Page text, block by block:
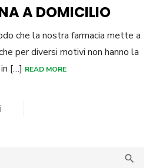
A DOMICILIO
che la nostra farmacia mette a
per diversi motivi non hanno la
[…] READ MORE
